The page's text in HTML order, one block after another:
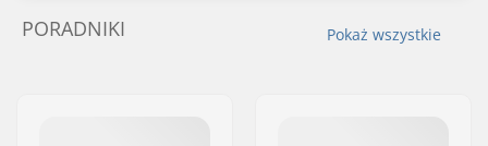
Pokaż wszystkie
PORADNIKI